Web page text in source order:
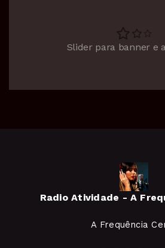
Slider para banner e
Radio Atividade - A
A Frequência